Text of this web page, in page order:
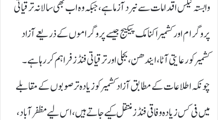
وابستہ ٹیکس اقدامات سے نبرد آزما ہے، جبکہ وہ اب بھی سالانہ ترقیاتی
پروگرام اور کشمیر اکنامک پیکیج جیسے پروگراموں کے ذریعے آزاد
کشمیر کو رعایتی آٹا، ایندھن، بجلی اور ترقیاتی فنڈز فراہم کر رہا ہے۔
چونکہ اطلاعات کے مطابق آزاد کشمیر کو زیادہ تر صوبوں کے مقابلے
میں فی کس زیادہ وفاقی فنڈز منتقل کیے جاتے ہیں، اس لیے مظفرآباد،